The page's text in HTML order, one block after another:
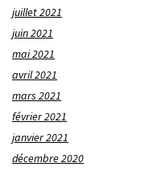
juillet 2021
juin 2021
mai 2021
avril 2021
mars 2021
février 2021
janvier 2021
décembre 2020